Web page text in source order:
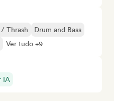
Thrash
Drum and Bass
Ver tudo +9
IA